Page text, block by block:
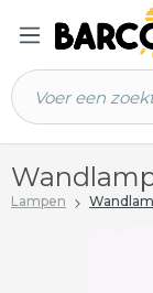
hoofdinhoud
Lampen